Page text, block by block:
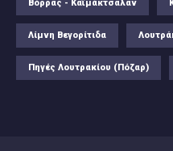
Βόρρας - Καϊμάκτσαλαν
Λίμνη Βεγορίτιδα
Πηγές Λουτρακίου (Πόζαρ)